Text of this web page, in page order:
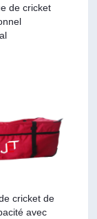
de cricket
cricket de
avec